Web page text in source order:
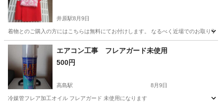
井原駅8月9日
着物とのご購入の方にはこちらは無料にてお付けします。 なるべく近場でのお取り引
岡山 井原市 その他
エアコン工事 フレアガード未使用
500円
高島駅 8月9日
冷媒管フレア加工オイル フレアガード 未使用になります